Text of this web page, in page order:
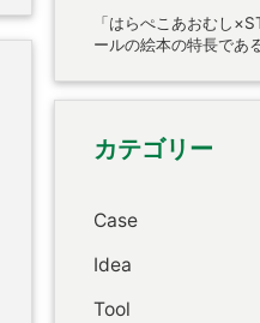
「はらぺこあおむし
ールの絵本の特長であ
カテゴリー
Case
Idea
Tool